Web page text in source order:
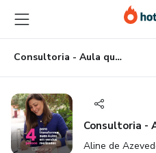
para
o
conteúdo
principal
para
o
pagamento
para
o
rodapé
Consultoria - Aula que Vende
Consultoria -
Aline de